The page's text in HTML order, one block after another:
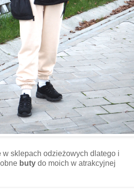
w sklepach odzieżowych dlatego i
buty do moich w atrakcyjnej